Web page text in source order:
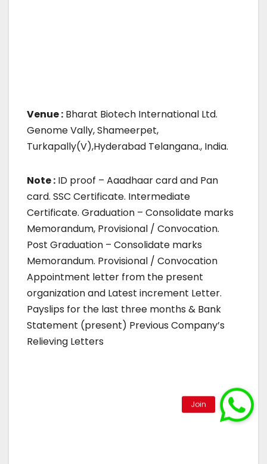
Venue : Bharat Biotech International Ltd.
Genome Vally, Shameerpet,
Turkapally(V),Hyderabad Telangana., India.
Note : ID proof – Aaadhaar card and Pan
card. SSC Certificate. Intermediate
Certificate. Graduation – Consolidate marks
Memorandum, Provisional / Convocation.
Post Graduation – Consolidate marks
Memorandum. Provisional / Convocation
Appointment letter from the present
organization and Latest increment Letter.
Payslips for the last three months & Bank
Statement (present) Previous Company’s
Relieving Letters